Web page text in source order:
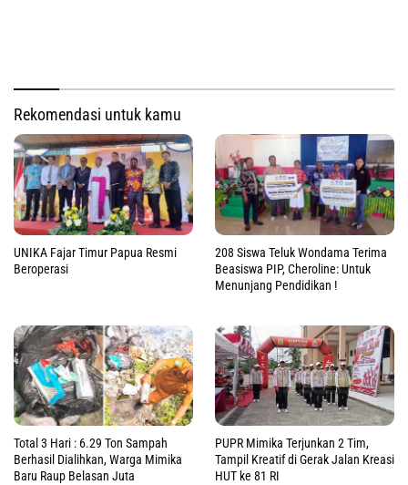
Rekomendasi untuk kamu
UNIKA Fajar Timur Papua Resmi
Beroperasi
208 Siswa Teluk Wondama Terima
Beasiswa PIP, Cheroline: Untuk
Menunjang Pendidikan !
Total 3 Hari : 6.29 Ton Sampah
Berhasil Dialihkan, Warga Mimika
Baru Raup Belasan Juta
PUPR Mimika Terjunkan 2 Tim,
Tampil Kreatif di Gerak Jalan Kreasi
HUT ke 81 RI